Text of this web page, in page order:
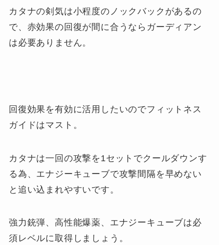
カタナの剣気は小程度のノックバックがあるの
で、赤効果の回復が間に合うならガーディアン
は必要ありません。
回復効果を有効に活用したいのでフィットネス
ガイドはマスト。
カタナは一回の攻撃を1セットでクールダウンす
る為、エナジーキューブで攻撃間隔を早めない
と追い込まれやすいです。
強力銃弾、高性能爆薬、エナジーキューブは必
須レベルに取得しましょう。